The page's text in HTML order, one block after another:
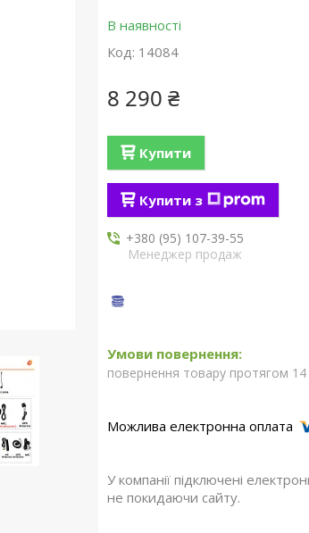
В наявності
Код: 14084
8 290 ₴
Купити
Купити з
+380 (95) 107-39-55
Менеджер продаж
повернення товару протягом 14
У компанії підключені
не покидаючи сайту.